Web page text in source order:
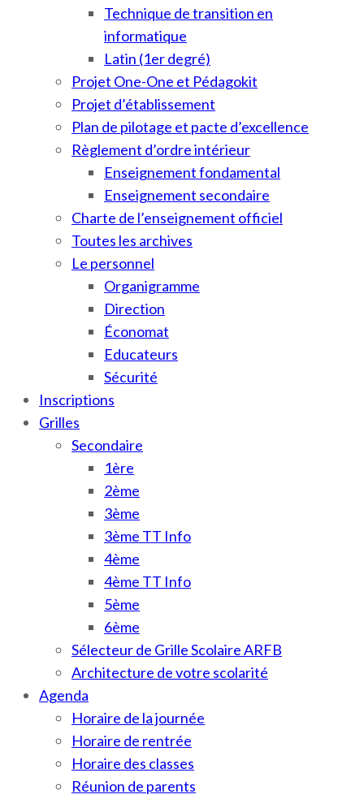
Technique de transition en
informatique
Latin (1er degré)
Projet One-One et Pédagokit
Projet d’établissement
Plan de pilotage et pacte d’excellence
Règlement d’ordre intérieur
Enseignement fondamental
Enseignement secondaire
Charte de l’enseignement officiel
Toutes les archives
Le personnel
Organigramme
Direction
Économat
Educateurs
Sécurité
Inscriptions
Grilles
Secondaire
1ère
2ème
3ème
3ème TT Info
4ème
4ème TT Info
5ème
6ème
Sélecteur de Grille Scolaire ARFB
Architecture de votre scolarité
Agenda
Horaire de la journée
Horaire de rentrée
Horaire des classes
Réunion de parents